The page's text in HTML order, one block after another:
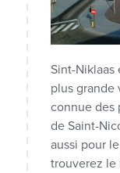
Sint-Niklaas
plus grande
connue des
de Saint-
aussi pour
trouverez